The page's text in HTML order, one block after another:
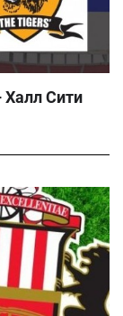
Халл Сити